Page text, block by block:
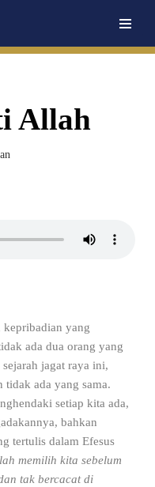
Allah
kepribadian yang
ada dua orang yang
jagat raya ini,
tidak ada yang sama.
setiap kita ada,
bahkan
tertulis dalam Efesus
memilih kita sebelum
tak bercacat di